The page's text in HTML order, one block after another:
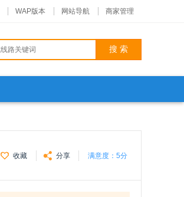
WAP版本 网站导航 商家管理
收藏 分享 满意度： 5分